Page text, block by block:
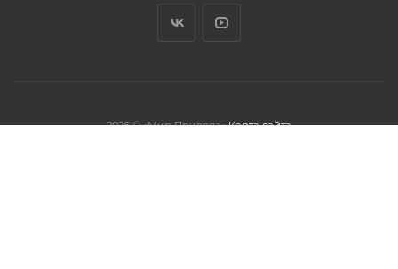
2026 © «Мир Привода» Карта сайта